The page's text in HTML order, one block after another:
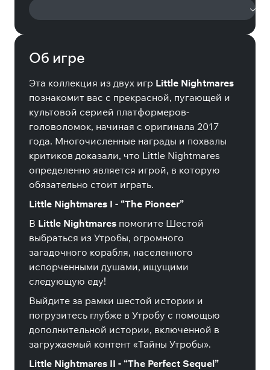
Об игре
Эта коллекция из двух игр Little Nightmares
познакомит вас с прекрасной, пугающей и
культовой серией платформеров-
головоломок, начиная с оригинала 2017
года. Многочисленные награды и похвалы
критиков доказали, что Little Nightmares
определенно является игрой, в которую
обязательно стоит играть.
Little Nightmares I - “The Pioneer”
В Little Nightmares помогите Шестой
выбраться из Утробы, огромного
загадочного корабля, населенного
испорченными душами, ищущими
следующую еду!
Выйдите за рамки шестой истории и
погрузитесь глубже в Утробу с помощью
дополнительной истории, включенной в
загружаемый контент «Тайны Утробы».
Little Nightmares II - “The Perfect Sequel”